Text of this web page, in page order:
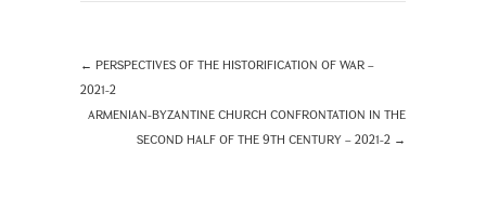
← PERSPECTIVES OF THE HISTORIFICATION OF WAR –
2021-2
ARMENIAN-BYZANTINE CHURCH CONFRONTATION IN THE
SECOND HALF OF THE 9TH CENTURY – 2021-2 →